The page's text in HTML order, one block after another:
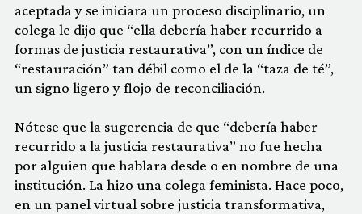
aceptada y se iniciara un proceso disciplinario, un
colega le dijo que “ella debería haber recurrido a
formas de justicia restaurativa”, con un índice de
“restauración” tan débil como el de la “taza de té”,
un signo ligero y flojo de reconciliación.
Nótese que la sugerencia de que “debería haber
recurrido a la justicia restaurativa” no fue hecha
por alguien que hablara desde o en nombre de una
institución. La hizo una colega feminista. Hace poco,
en un panel virtual sobre justicia transformativa,